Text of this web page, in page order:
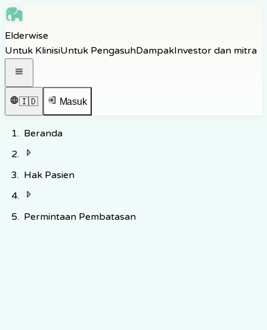
Skip to navigation
Skip to footer
Elderwise
Untuk KlinisiUntuk PengasuhDampakInvestor dan mitra
🇮🇩 Masuk
Beranda
Hak Pasien
Permintaan Pembatasan